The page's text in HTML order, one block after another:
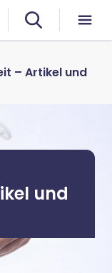
– Artikel und
und